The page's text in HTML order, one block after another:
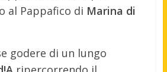
al Pappafico di Marina di
godere di un lungo